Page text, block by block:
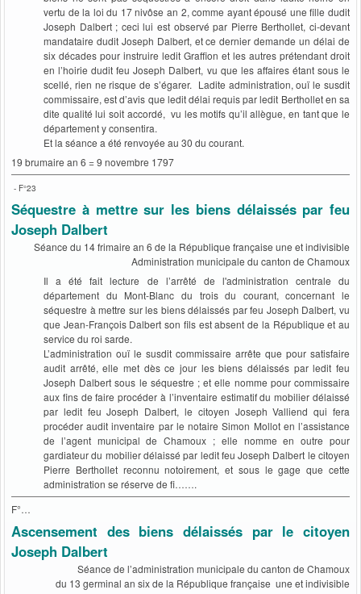
vertu de la loi du 17 nivôse an 2, comme ayant épousé une fille dudit
Joseph Dalbert ; ceci lui est observé par Pierre Berthollet, ci-devant
mandataire dudit Joseph Dalbert, et ce dernier demande un délai de
six décades pour instruire ledit Graffion et les autres prétendant droit
en l’hoirie dudit feu Joseph Dalbert, vu que les affaires étant sous le
scellé, rien ne risque de s’égarer. Ladite administration, ouï le susdit
commissaire, est d’avis que ledit délai requis par ledit Berthollet en sa
dite qualité lui soit accordé, vu les motifs qu’il allègue, en tant que le
département y consentira.
Et la séance a été renvoyée au 30 du courant.
19 brumaire an 6 = 9 novembre 1797
- F°23
Séquestre à mettre sur les biens délaissés par feu
Joseph Dalbert
Séance du 14 frimaire an 6 de la République française une et indivisible
Administration municipale du canton de Chamoux
Il a été fait lecture de l’arrêté de l'administration centrale du
département du Mont-Blanc du trois du courant, concernant le
séquestre à mettre sur les biens délaissés par feu Joseph Dalbert, vu
que Jean-François Dalbert son fils est absent de la République et au
service du roi sarde.
L’administration ouï le susdit commissaire arrête que pour satisfaire
audit arrêté, elle met dès ce jour les biens délaissés par ledit feu
Joseph Dalbert sous le séquestre ; et elle nomme pour commissaire
aux fins de faire procéder à l’inventaire estimatif du mobilier délaissé
par ledit feu Joseph Dalbert, le citoyen Joseph Valliend qui fera
procéder audit inventaire par le notaire Simon Mollot en l’assistance
de l’agent municipal de Chamoux ; elle nomme en outre pour
gardiateur du mobilier délaissé par ledit feu Joseph Dalbert le citoyen
Pierre Berthollet reconnu notoirement, et sous le gage que cette
administration se réserve de fi…….
F°…
Ascensement des biens délaissés par le citoyen
Joseph Dalbert
Séance de l’administration municipale du canton de Chamoux
du 13 germinal an six de la République française une et indivisible